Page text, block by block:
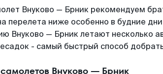
Внуково — Брник рекомендуем
перелета ниже особенно в будние
Внуково — Брник летают несколько
- самый быстрый способ
Внуково — Брник